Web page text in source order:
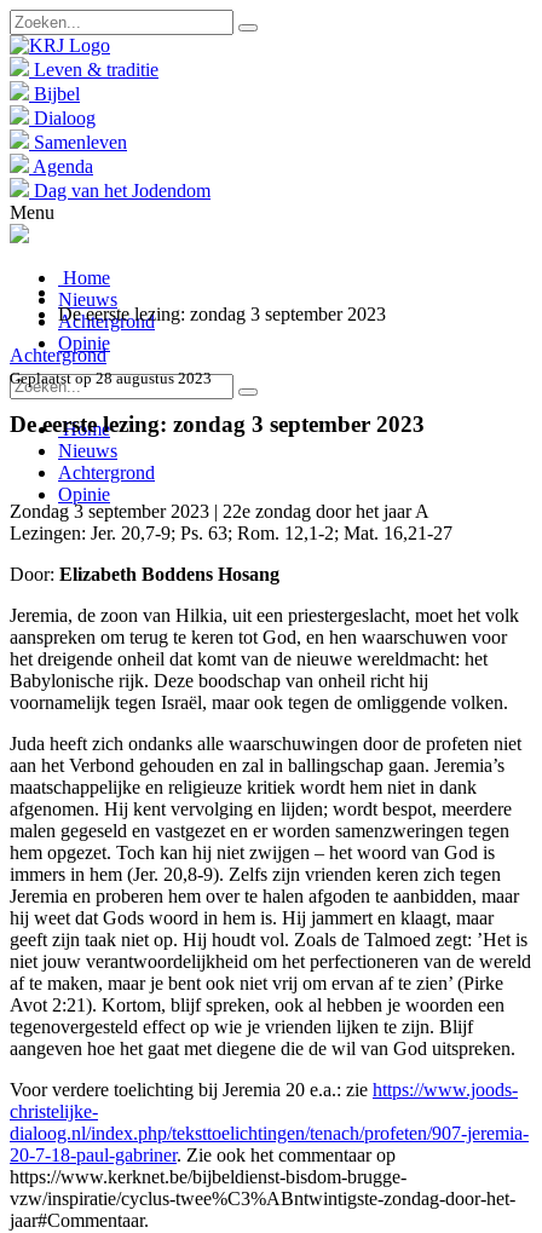
Leven & traditie
Bijbel
Dialoog
Samenleven
Agenda
Dag van het Jodendom
Menu
Home
Nieuws
Achtergrond
Opinie
Home
Nieuws
Achtergrond
Opinie
De eerste lezing: zondag 3 september 2023
Achtergrond
Geplaatst op 28 augustus 2023
De eerste lezing: zondag 3 september 2023
Zondag 3 september 2023 | 22e zondag door het jaar A
Lezingen: Jer. 20,7-9; Ps. 63; Rom. 12,1-2; Mat. 16,21-27
Door: Elizabeth Boddens Hosang
Jeremia, de zoon van Hilkia, uit een priestergeslacht, moet het volk
aanspreken om terug te keren tot God, en hen waarschuwen voor
het dreigende onheil dat komt van de nieuwe wereldmacht: het
Babylonische rijk. Deze boodschap van onheil richt hij
voornamelijk tegen Israël, maar ook tegen de omliggende volken.
Juda heeft zich ondanks alle waarschuwingen door de profeten niet
aan het Verbond gehouden en zal in ballingschap gaan. Jeremia’s
maatschappelijke en religieuze kritiek wordt hem niet in dank
afgenomen. Hij kent vervolging en lijden; wordt bespot, meerdere
malen gegeseld en vastgezet en er worden samenzweringen tegen
hem opgezet. Toch kan hij niet zwijgen – het woord van God is
immers in hem (Jer. 20,8-9). Zelfs zijn vrienden keren zich tegen
Jeremia en proberen hem over te halen afgoden te aanbidden, maar
hij weet dat Gods woord in hem is. Hij jammert en klaagt, maar
geeft zijn taak niet op. Hij houdt vol. Zoals de Talmoed zegt: ’Het is
niet jouw verantwoordelijkheid om het perfectioneren van de wereld
af te maken, maar je bent ook niet vrij om ervan af te zien’ (Pirke
Avot 2:21). Kortom, blijf spreken, ook al hebben je woorden een
tegenovergesteld effect op wie je vrienden lijken te zijn. Blijf
aangeven hoe het gaat met diegene die de wil van God uitspreken.
Voor verdere toelichting bij Jeremia 20 e.a.: zie https://www.joods-
christelijke-
dialoog.nl/index.php/teksttoelichtingen/tenach/profeten/907-jeremia-
20-7-18-paul-gabriner. Zie ook het commentaar op
https://www.kerknet.be/bijbeldienst-bisdom-brugge-
vzw/inspiratie/cyclus-twee%C3%ABntwintigste-zondag-door-het-
jaar#Commentaar.